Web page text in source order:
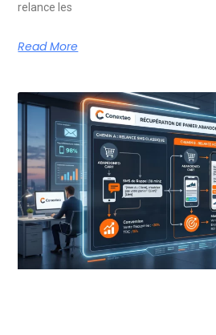
relance les
Read More